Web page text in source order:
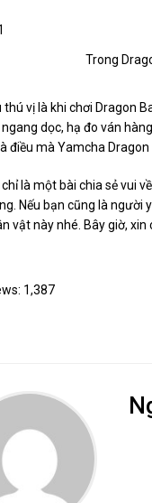
Trong
thú vị là khi chơi Dragon
dọc, hạ đo ván
điều mà Yamcha
là một bài chia sẻ vui về
. Nếu bạn cũng là
vật này nhé. Bây giờ,
1,387